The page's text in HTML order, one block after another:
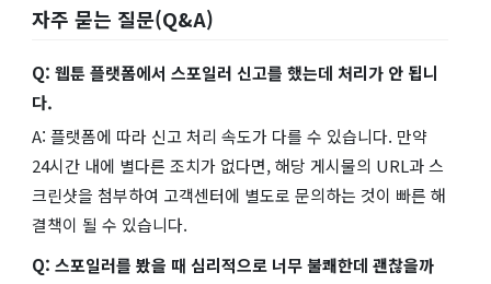
자주 묻는 질문(Q&A)
Q: 웹툰 플랫폼에서 스포일러 신고를 했는데 처리가 안 됩니
다.
A: 플랫폼에 따라 신고 처리 속도가 다를 수 있습니다. 만약
24시간 내에 별다른 조치가 없다면, 해당 게시물의 URL과 스
크린샷을 첨부하여 고객센터에 별도로 문의하는 것이 빠른 해
결책이 될 수 있습니다.
Q: 스포일러를 봤을 때 심리적으로 너무 불쾌한데 괜찮을까